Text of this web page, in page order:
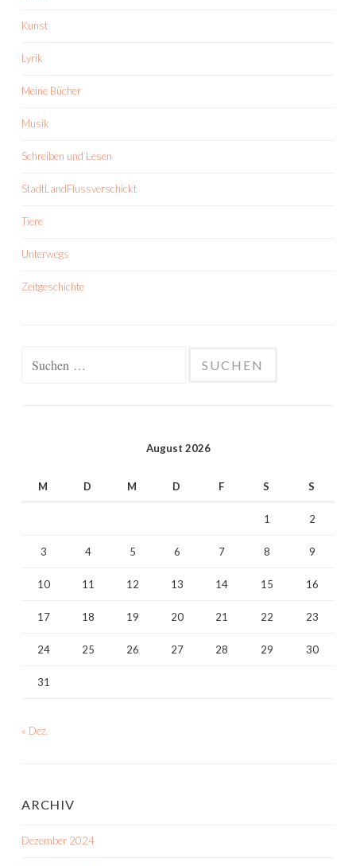
Kunst
Lyrik
Meine Bücher
Musik
Schreiben und Lesen
StadtLandFlussverschickt
Tiere
Unterwegs
Zeitgeschichte
August 2026
M D M D F S S
1 2
3 4 5 6 7 8 9
10 11 12 13 14 15 16
17 18 19 20 21 22 23
24 25 26 27 28 29 30
31
« Dez.
ARCHIV
Dezember 2024